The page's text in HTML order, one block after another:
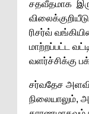
சதவீதமாக
ரிசர்வ்
மாற்றப்பட்ட
வளர்ச்சிக்கு
சர்வதேச
நிலையாலும்,